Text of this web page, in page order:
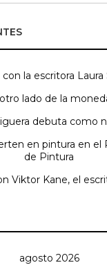
la escritora Laura
lado de la
debuta como
en pintura en el
de Pintura
Viktor Kane, el
agosto 2026